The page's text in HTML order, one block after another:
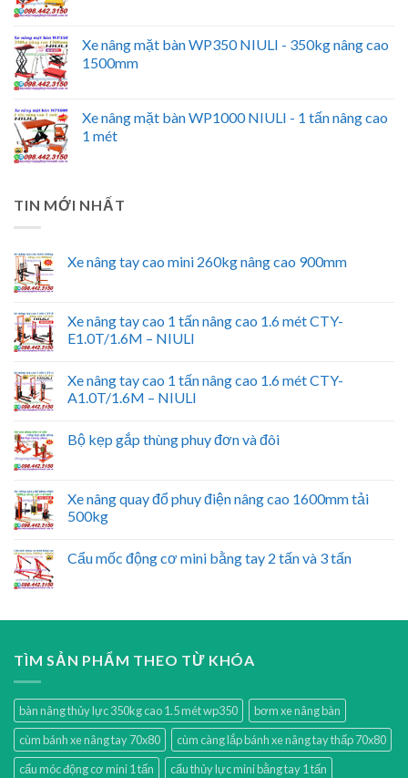
Xe nâng mặt bàn WP350 NIULI - 350kg nâng cao
1500mm
Xe nâng mặt bàn WP1000 NIULI - 1 tấn nâng cao
1 mét
TIN MỚI NHẤT
Xe nâng tay cao mini 260kg nâng cao 900mm
Xe nâng tay cao 1 tấn nâng cao 1.6 mét CTY-
E1.0T/1.6M – NIULI
Xe nâng tay cao 1 tấn nâng cao 1.6 mét CTY-
A1.0T/1.6M – NIULI
Bộ kẹp gắp thùng phuy đơn và đôi
Xe nâng quay đổ phuy điện nâng cao 1600mm tải
500kg
Cẩu mốc động cơ mini bằng tay 2 tấn và 3 tấn
TÌM SẢN PHẨM THEO TỪ KHÓA
bàn nâng thủy lực 350kg cao 1.5 mét wp350
bơm xe nâng bàn
cùm bánh xe nâng tay 70x80
cùm càng lắp bánh xe nâng tay thấp 70x80
cẩu móc động cơ mini 1 tấn
cẩu thủy lực mini bằng tay 1 tấn